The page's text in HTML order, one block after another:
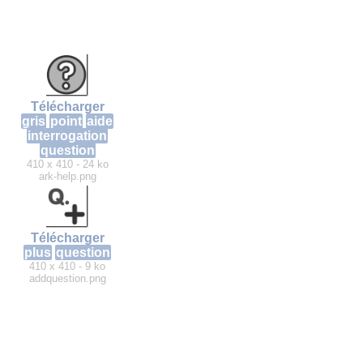
Télécharger
gris point aide
interrogation
question
410 x 410 - 24 ko
ark-help.png
Télécharger
plus question
410 x 410 - 9 ko
addquestion.png